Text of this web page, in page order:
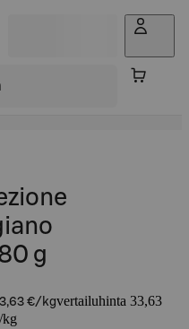
g
€/kgvertailuhinta 33,63
kg